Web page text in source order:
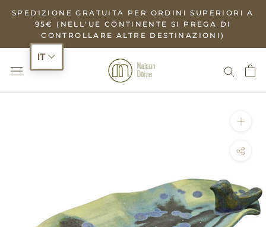
Salta
contenuto
SPEDIZIONE GRATUITA PER ORDINI SUPERIORI A
95€ (NELL'UE CONTINENTE SI PREGA DI
CONTROLLARE ALTRE DESTINAZIONI)
IT